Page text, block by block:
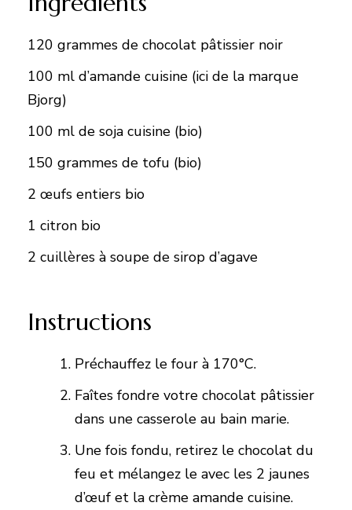
120 grammes de chocolat pâtissier noir
100 ml d’amande cuisine (ici de la marque
Bjorg)
100 ml de soja cuisine (bio)
150 grammes de tofu (bio)
2 œufs entiers bio
1 citron bio
2 cuillères à soupe de sirop d’agave
Instructions
Préchauffez le four à 170°C.
Faîtes fondre votre chocolat pâtissier
dans une casserole au bain marie.
Une fois fondu, retirez le chocolat du
feu et mélangez le avec les 2 jaunes
d’œuf et la crème amande cuisine.